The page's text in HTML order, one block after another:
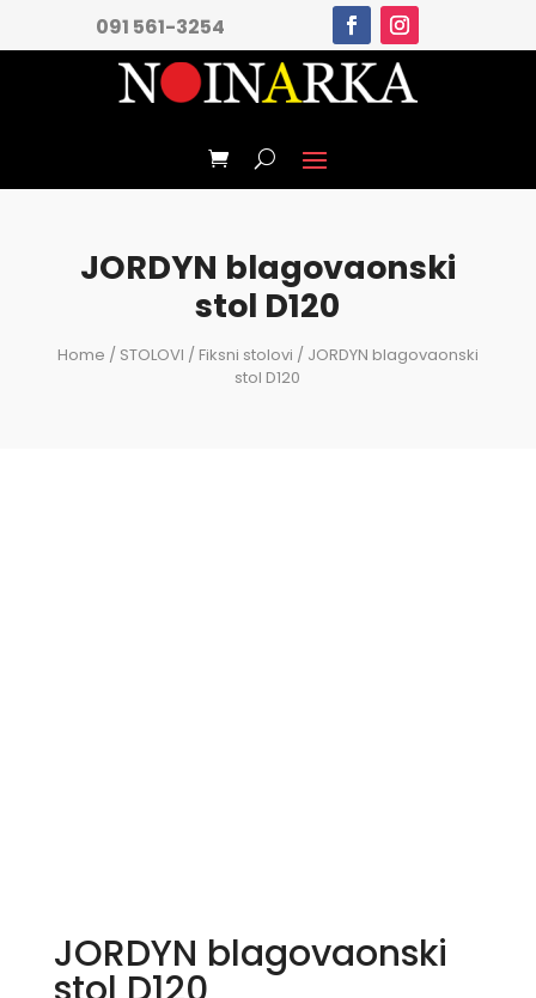
091 561-3254
JORDYN blagovaonski
stol D120
Home / STOLOVI / Fiksni stolovi / JORDYN blagovaonski
stol D120
JORDYN blagovaonski